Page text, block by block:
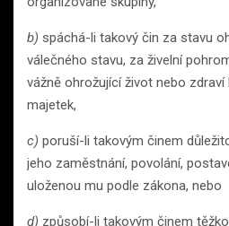
b) spáchá-li takový čin za stavu
válečného stavu, za živelní
vážně ohrožující život nebo zdraví
majetek,
c) poruší-li takovým činem
jeho zaměstnání, povolání,
uloženou mu podle zákona, nebo
d) způsobí-li takovým činem